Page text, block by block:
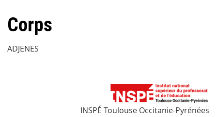
Corps
ADJENES
INSPÉ Toulouse Occitanie-Pyrénées